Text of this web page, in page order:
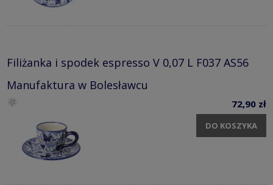
Filiżanka i spodek espresso V 0,07 L F037 AS56
Manufaktura w Bolesławcu
72,90 zł
DO KOSZYKA